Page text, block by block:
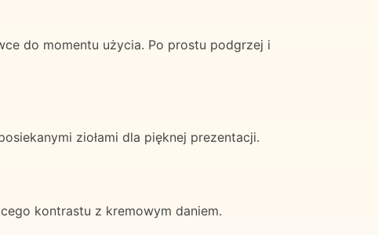
do momentu użycia. Po prostu podgrzej i
ziołami dla pięknej prezentacji.
kontrastu z kremowym daniem.